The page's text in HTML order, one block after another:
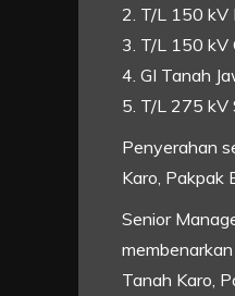
2. T/L 150 kV
3. T/L 150 kV
4. GI Tanah
5. T/L 275 kV
Penyerahan
Karo, Pakpak
Senior
Tanah Karo,